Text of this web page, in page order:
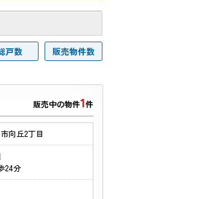
戸数 販売物件数
販売中の物件1件
向丘2丁目
24分